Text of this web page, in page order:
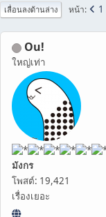
เลื่อนลงด้านล่าง หน้า 1
Ou!
ใหญ่เท่า
มังกร
โพสต์: 19,421
เรื่องเยอะ